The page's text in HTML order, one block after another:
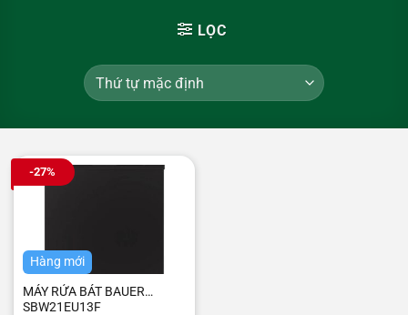
LỌC
-27%
Hàng mới
MÁY RỬA BÁT BAUER
SBW21EU13F